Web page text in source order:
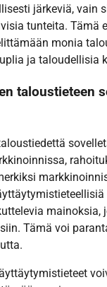
järkeviä, vain
tunteita. Tämä
monia
ja taloudellisia
taloustieteen
mainoksia,
Tämä voi